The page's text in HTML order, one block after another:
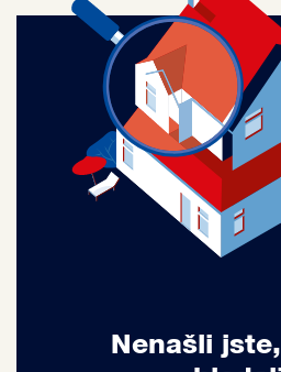
Nenašli